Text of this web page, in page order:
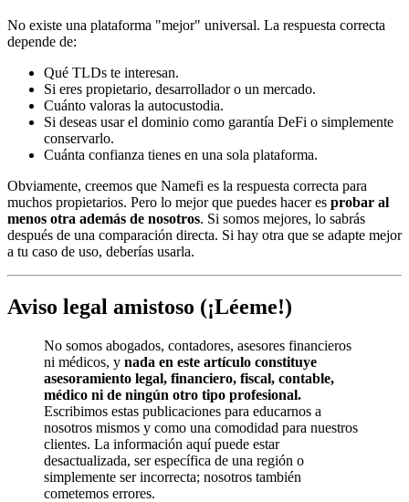
No existe una plataforma "mejor" universal. La respuesta correcta
depende de:
Qué TLDs te interesan.
Si eres propietario, desarrollador o un mercado.
Cuánto valoras la autocustodia.
Si deseas usar el dominio como garantía DeFi o simplemente
conservarlo.
Cuánta confianza tienes en una sola plataforma.
Obviamente, creemos que Namefi es la respuesta correcta para
muchos propietarios. Pero lo mejor que puedes hacer es probar al
menos otra además de nosotros. Si somos mejores, lo sabrás
después de una comparación directa. Si hay otra que se adapte mejor
a tu caso de uso, deberías usarla.
Aviso legal amistoso (¡Léeme!)
No somos abogados, contadores, asesores financieros
ni médicos, y nada en este artículo constituye
asesoramiento legal, financiero, fiscal, contable,
médico ni de ningún otro tipo profesional.
Escribimos estas publicaciones para educarnos a
nosotros mismos y como una comodidad para nuestros
clientes. La información aquí puede estar
desactualizada, ser específica de una región o
simplemente ser incorrecta; nosotros también
cometemos errores.